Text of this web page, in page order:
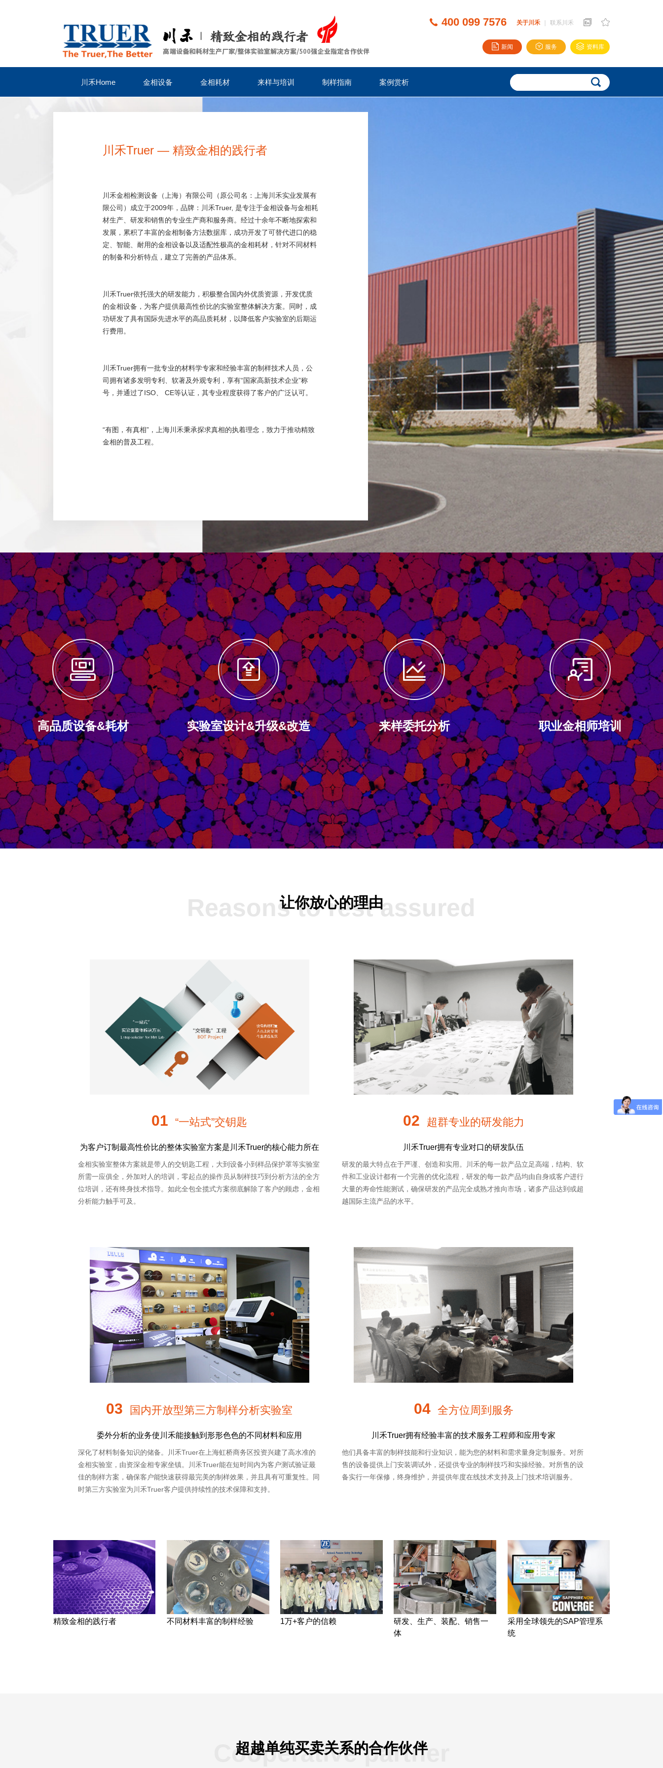
400 099 7576 关于川禾 ｜ 联系川禾
新闻 服务 资料库
川禾Home 金相设备 金相耗材 来样与培训 制样指南 案例赏析
川禾Truer — 精致金相的践行者
川禾金相检测设备（上海）有限公司（原公司名：上海川禾实业发展有
限公司）成立于2009年，品牌：川禾Truer, 是专注于金相设备与金相耗
材生产、研发和销售的专业生产商和服务商。经过十余年不断地探索和
发展，累积了丰富的金相制备方法数据库，成功开发了可替代进口的稳
定、智能、耐用的金相设备以及适配性极高的金相耗材，针对不同材料
的制备和分析特点，建立了完善的产品体系。
川禾Truer依托强大的研发能力，积极整合国内外优质资源，开发优质
的金相设备，为客户提供最高性价比的实验室整体解决方案。同时，成
功研发了具有国际先进水平的高品质耗材，以降低客户实验室的后期运
行费用。
川禾Truer拥有一批专业的材料学专家和经验丰富的制样技术人员，公
司拥有诸多发明专利、软著及外观专利，享有“国家高新技术企业”称
号，并通过了ISO、 CE等认证，其专业程度获得了客户的广泛认可。
“有图，有真相”，上海川禾秉承探求真相的执着理念，致力于推动精致
金相的普及工程。
高品质设备&耗材
高品质设备&耗材
全面替代进口，满足高品质制样需求
实验室设计&升级&改造
实验室设计&升级&改造
量身定制金相实验室方案，包括设备配
制、耗材方案、制样技巧、人员培训等
一站式的贴心服务
来样委托分析
来样委托分析
川禾对您的来样进行全面检测和专业分
析，为您提供快速、准确的金相参考报
职业金相师培训
职业金相师培训
川禾为企业快速高质地“制造”金相师
Reasons to rest assured
让你放心的理由
01 “一站式”交钥匙
为客户订制最高性价比的整体实验室方案是川禾Truer的核心能力所在
金相实验室整体方案就是带人的交钥匙工程，大到设备小到样品保护罩等实验室
所需一应俱全，外加对人的培训，零起点的操作员从制样技巧到分析方法的全方
位培训，还有终身技术指导。如此全包全揽式方案彻底解除了客户的顾虑，金相
分析能力触手可及。
02 超群专业的研发能力
川禾Truer拥有专业对口的研发队伍
研发的最大特点在于严谨、创造和实用。川禾的每一款产品立足高端，结构、软
件和工业设计都有一个完善的优化流程，研发的每一款产品均由自身或客户进行
大量的寿命性能测试，确保研发的产品完全成熟才推向市场，诸多产品达到或超
越国际主流产品的水平。
03 国内开放型第三方制样分析实验室
委外分析的业务使川禾能接触到形形色色的不同材料和应用
深化了材料制备知识的储备。川禾Truer在上海虹桥商务区投资兴建了高水准的
金相实验室，由资深金相专家坐镇。川禾Truer能在短时间内为客户测试验证最
佳的制样方案，确保客户能快速获得最完美的制样效果，并且具有可重复性。同
时第三方实验室为川禾Truer客户提供持续性的技术保障和支持。
04 全方位周到服务
川禾Truer拥有经验丰富的技术服务工程师和应用专家
他们具备丰富的制样技能和行业知识，能为您的材料和需求量身定制服务。对所
售的设备提供上门安装调试外，还提供专业的制样技巧和实操经验。对所售的设
备实行一年保修，终身维护，并提供年度在线技术支持及上门技术培训服务。
精致金相的践行者 不同材料丰富的制样经验 1万+客户的信赖
研发、生产、装配、销售一
体
采用全球领先的SAP管理系
统
Cooperative partner
超越单纯买卖关系的合作伙伴